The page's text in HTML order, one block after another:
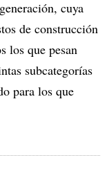
cuya
de construcción
los que pesan
subcategorías
para los que